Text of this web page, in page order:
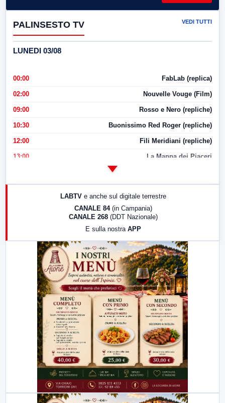
PALINSESTO TV VEDI TUTTI
LUNEDI 03/08
00:00 FabLab (replica)
02:00 Nouvelle Vouge (Film)
09:00 Rosso e Nero (repliche)
10:30 Buonissimo Red Roger (repliche)
12:00 Fili Meridiani (repliche)
13:00 La Mappa dei Piaceri
17:00 LabNews (replica)
LabNews (replica)
LABTV e anche sul digitale terrestre
CANALE 84 (in Campania)
CANALE 268 (DDT Nazionale)
E sulla nostra APP